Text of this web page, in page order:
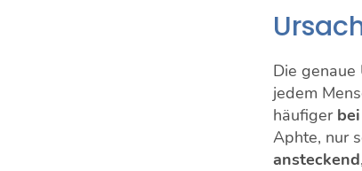
Die genaue
jedem
häufiger
Aphte, nur
ansteckend